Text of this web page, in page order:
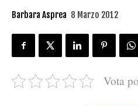
Barbara Asprea 8 Marzo 2012
Vota